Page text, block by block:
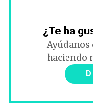
¿Te ha
Ayúdanos
haciendo